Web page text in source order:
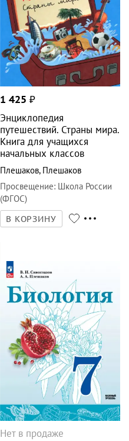
1 425 ₽
Энциклопедия
путешествий. Страны мира.
Книга для учащихся
начальных классов
Плешаков, Плешаков
Просвещение: Школа России
(ФГОС)
В КОРЗИНУ
Нет в продаже